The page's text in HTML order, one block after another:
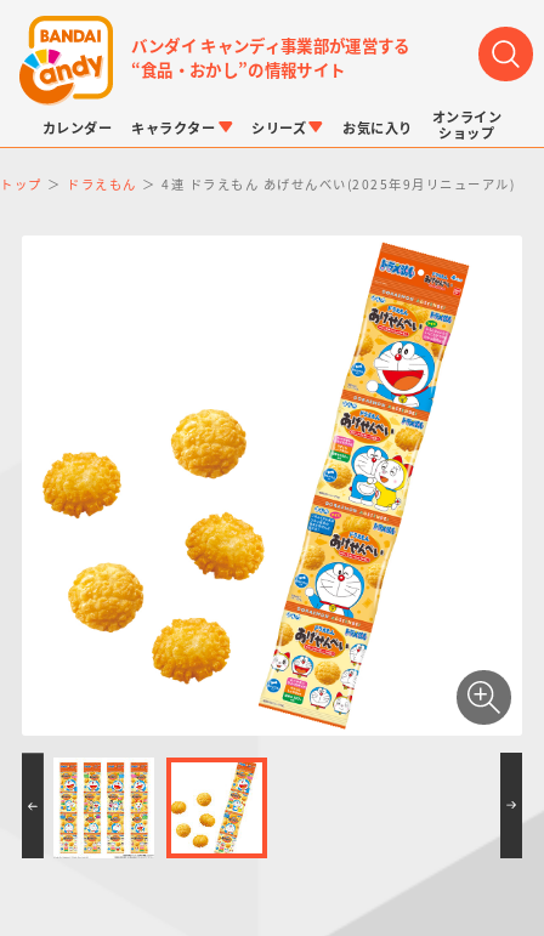
バンダイ キャンディ事業部が運営する
“食品・おかし”の情報サイト
カレンダー キャラクター
仮面ライダーシリー
ズ
PROJECT R.E.D.・
スーパー戦隊シリー
ズ
ガンダムシリーズ
ポケットモンスター
ドラゴンボール
アンパンマン
シリーズ
キャラパキ
つりグミ
にふぉるめーしょん
＆スクエアシール
SMPシリーズ
ポケモンキッズ
ポケモンスケールワ
お気に入り
オンライン
ショップ
トップ ドラえもん 4連 ドラえもん あげせんべい(2025年9月リニューアル)